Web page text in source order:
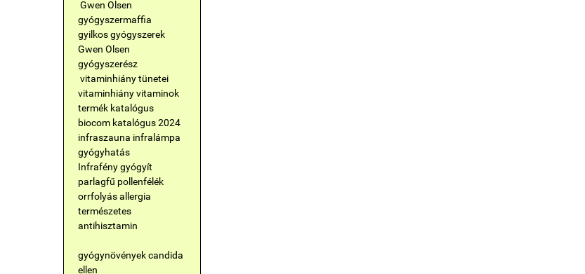
Gwen Olsen
gyógyszermaffia
gyilkos gyógyszerek
Gwen Olsen
gyógyszerész
vitaminhiány tünetei
vitaminhiányvitaminok
termék katalógus
biocom katalógus 2024
infraszauna infralámpa
gyógyhatás
Infrafény gyógyít
parlagfű pollenfélék
orrfolyásallergia
természetes
antihisztamin
gyógynövények candida
ellen